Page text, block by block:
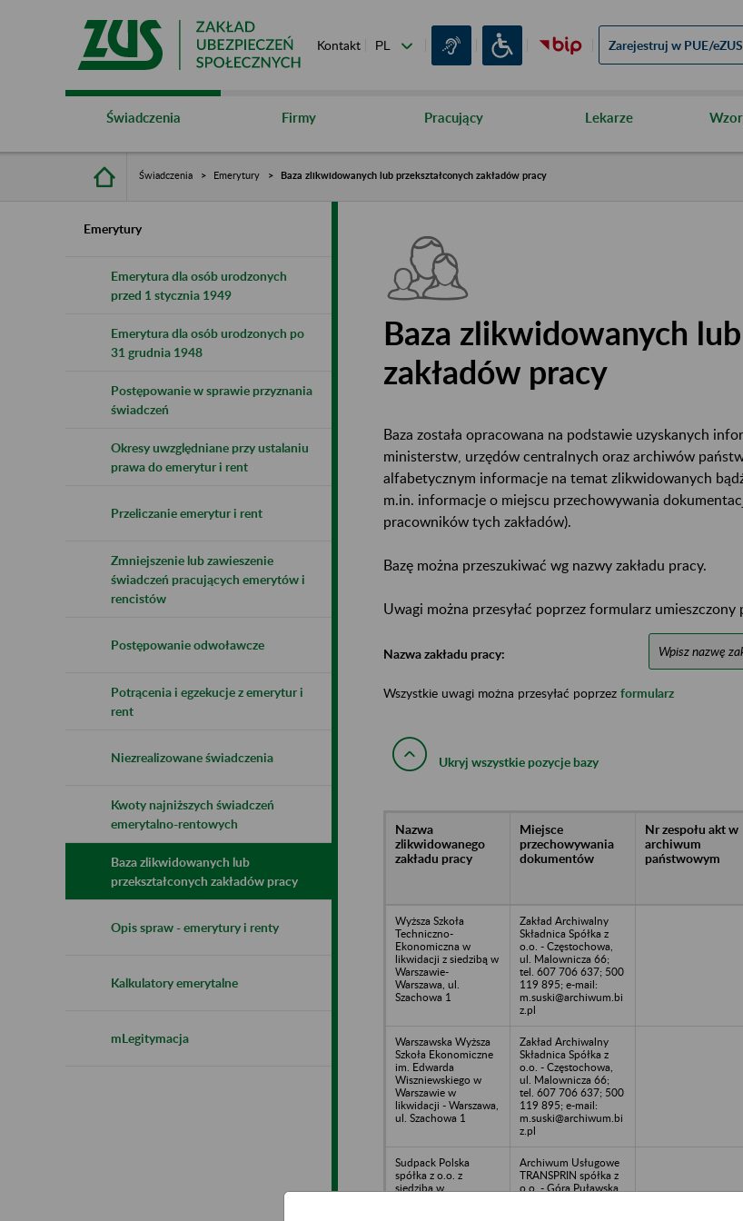
Kontakt Zarejestruj w PUE/eZUS
Świadczenia Firmy Pracujący Lekarze
Świadczenia Emerytury Baza zlikwidowanych lub przekształconych zakładów pracy
Emerytury
Emerytura dla osób urodzonych
przed 1 stycznia 1949
Emerytura dla osób urodzonych po
31 grudnia 1948
Postępowanie w sprawie przyznania
świadczeń
Okresy uwzględniane przy ustalaniu
prawa do emerytur i rent
Przeliczanie emerytur i rent
Zmniejszenie lub zawieszenie
świadczeń pracujących emerytów i
rencistów
Postępowanie odwoławcze
Potrącenia i egzekucje z emerytur i
rent
Niezrealizowane świadczenia
Kwoty najniższych świadczeń
emerytalno-rentowych
Baza zlikwidowanych lub
przekształconych zakładów pracy
Opis spraw - emerytury i renty
Kalkulatory emerytalne
mLegitymacja
Baza zlikwidowanych
zakładów pracy
Baza została opracowana na podstawie uzyskanych
ministerstw, urzędów centralnych oraz archiwów
alfabetycznym informacje na temat zlikwidowanych
m.in. informacje o miejscu przechowywania
pracowników tych zakładów).
Bazę można przeszukiwać wg nazwy zakładu pracy.
Uwagi można przesyłać poprzez formularz umieszczony
Nazwa zakładu pracy:
Wszystkie uwagi można przesyłać poprzez formularz
Ukryj wszystkie pozycje bazy
Nazwa
zlikwidowanego
zakładu pracy
Miejsce
przechowywania
dokumentów
Nr zespołu akt w
archiwum
państwowym
Wyższa Szkoła
Techniczno-
Ekonomiczna w
likwidacji z siedzibą w
Warszawie-
Warszawa, ul.
Szachowa 1
Zakład Archiwalny
Składnica Spółka z
o.o. - Częstochowa,
ul. Malownicza 66;
tel. 607 706 637; 500
119 895; e-mail:
m.suski@archiwum.bi
z.pl
Warszawska Wyższa
Szkoła Ekonomiczne
im. Edwarda
Wiszniewskiego w
Warszawie w
likwidacji - Warszawa,
ul. Szachowa 1
Zakład Archiwalny
Składnica Spółka z
o.o. - Częstochowa,
ul. Malownicza 66;
tel. 607 706 637; 500
119 895; e-mail:
m.suski@archiwum.bi
z.pl
Sudpack Polska
spółka z o.o. z
siedzibą w
Archiwum Usługowe
TRANSPRIN spółka z
o.o. - Góra Puławska,